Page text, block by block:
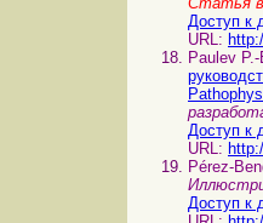
Доступ к
URL:
Paulev P.-
Доступ к
URL:
Pérez-
Доступ к